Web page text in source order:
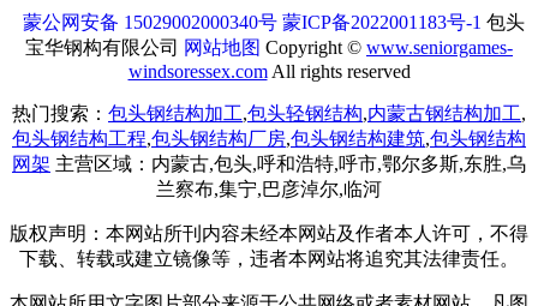
蒙公网安备 15029002000340号 蒙ICP备2022001183号-1 包头
宝华钢构有限公司 网站地图 Copyright © www.seniorgames-
windsoressex.comAll rights reserved
热门搜索： 包头钢结构加工,包头轻钢结构,内蒙古钢结构加工,
包头钢结构工程,包头钢结构厂房,包头钢结构建筑,包头钢结构
网架 主营区域：内蒙古,包头,呼和浩特,呼市,鄂尔多斯,东胜,乌
兰察布,集宁,巴彦淖尔,临河
版权声明：本网站所刊内容未经本网站及作者本人许可，不得
下载、转载或建立镜像等，违者本网站将追究其法律责任。